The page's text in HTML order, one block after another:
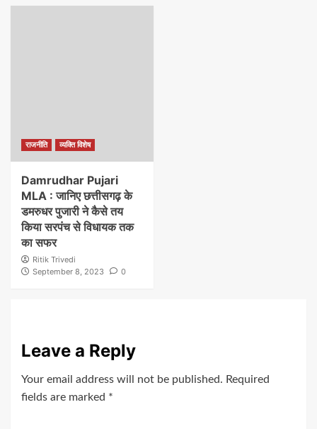
राजनीति व्यक्ति विशेष
Damrudhar Pujari
MLA : जानिए छत्तीसगढ़ के
डमरुधर पुजारी ने कैसे तय
किया सरपंच से विधायक तक
का सफर
Ritik Trivedi
September 8, 2023
0
Leave a Reply
Your email address will not be published. Required
fields are marked *